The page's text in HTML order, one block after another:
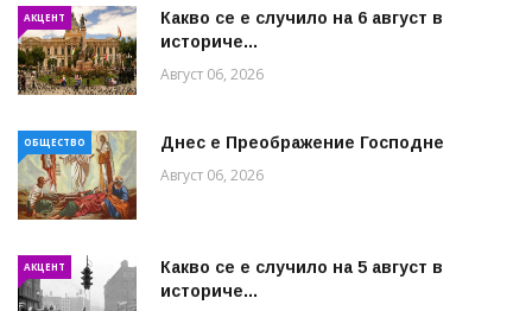
АКЦЕНТ
Какво се е случило на 6 август в
историче...
Август 06, 2026
ОБЩЕСТВО Днес е Преображение Господне
Август 06, 2026
АКЦЕНТ
Какво се е случило на 5 август в
историче...